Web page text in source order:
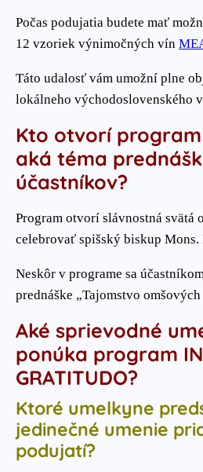
Počas podujatia budete mať
12 vzoriek výnimočných vín
Táto udalosť vám umožní plne
lokálneho východoslovenského
Kto otvorí
aká téma
účastníkov?
Program otvorí slávnostná svätá
celebrovať spišský biskup Mons.
Neskôr v programe sa
prednáške „Tajomstvo
Aké sprievodné
ponúka program
GRATITUDO?
Ktoré umelkyne
jedinečné umenie
podujatí?